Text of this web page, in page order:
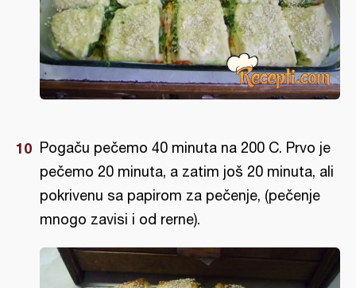
Pogaču pečemo 40 minuta na 200 C. Prvo je
pečemo 20 minuta, a zatim još 20 minuta, ali
pokrivenu sa papirom za pečenje, (pečenje
mnogo zavisi i od rerne).